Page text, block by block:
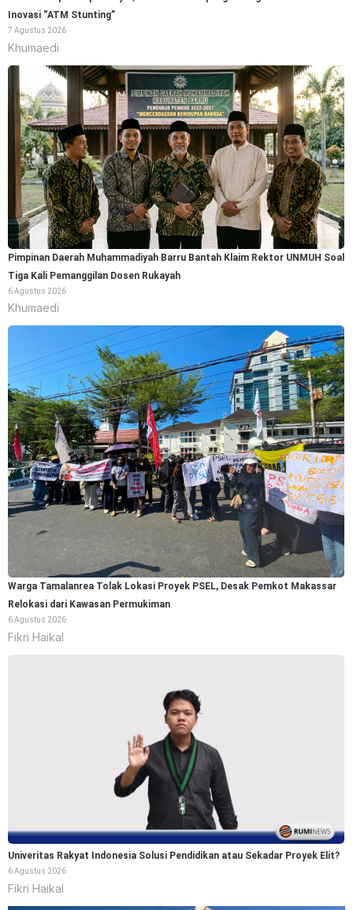
Inovasi “ATM Stunting”
7 Agustus 2026
Khumaedi
Pimpinan Daerah Muhammadiyah Barru Bantah Klaim Rektor UNMUH Soal
Tiga Kali Pemanggilan Dosen Rukayah
6 Agustus 2026
Khumaedi
Warga Tamalanrea Tolak Lokasi Proyek PSEL, Desak Pemkot Makassar
Relokasi dari Kawasan Permukiman
6 Agustus 2026
Fikri Haikal
Univeritas Rakyat Indonesia Solusi Pendidikan atau Sekadar Proyek Elit?
6 Agustus 2026
Fikri Haikal